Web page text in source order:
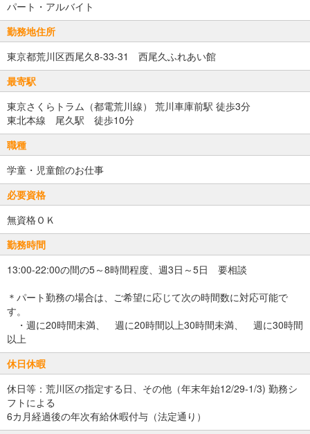
パート・アルバイト
勤務地住所
東京都荒川区西尾久8-33-31 西尾久ふれあい館
最寄駅
東京さくらトラム（都電荒川線） 荒川車庫前駅 徒歩3分
東北本線 尾久駅 徒歩10分
職種
学童・児童館のお仕事
必要資格
無資格ＯＫ
勤務時間
13:00-22:00の間の5～8時間程度、週3日～5日 要相談
＊パート勤務の場合は、ご希望に応じて次の時間数に対応可能で
す。
・週に20時間未満、 週に20時間以上30時間未満、 週に30時間
以上
休日休暇
休日等：荒川区の指定する日、その他（年末年始12/29-1/3) 勤務シ
フトによる
6カ月経過後の年次有給休暇付与（法定通り）